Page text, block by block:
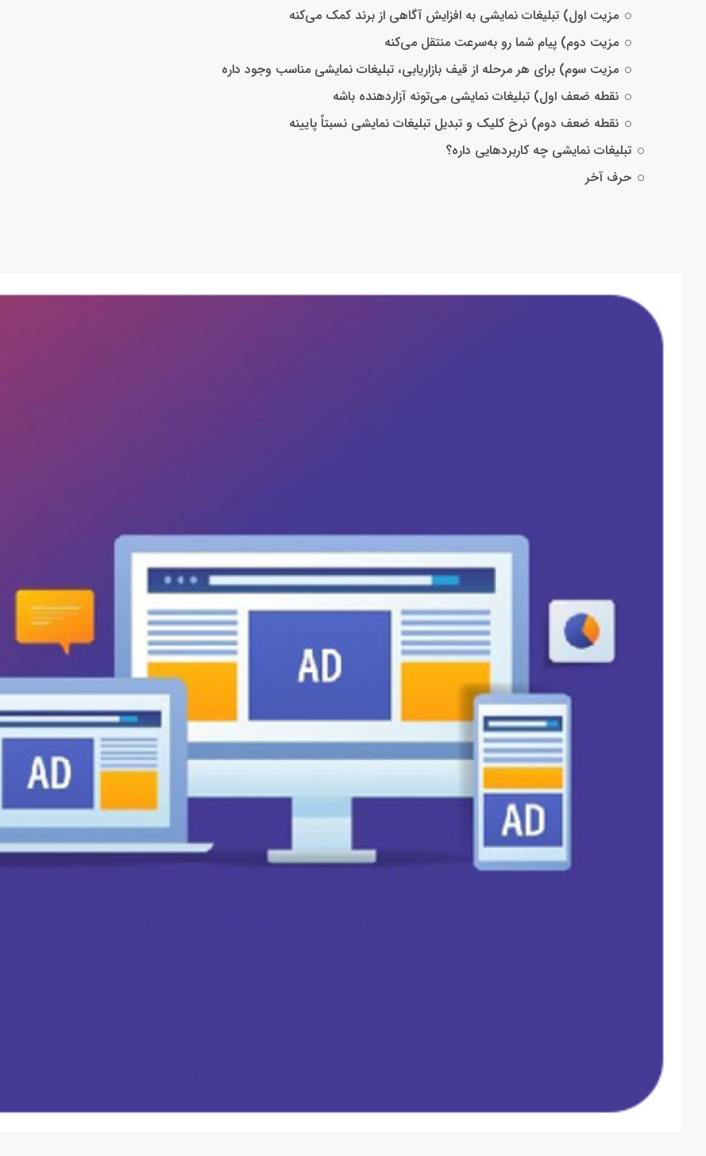
مزیت اول) تبلیغات نمایشی به افزایش آگاهی از برند کمک می‌کنه
مزیت دوم) پیام شما رو به‌سرعت منتقل می‌کنه
مزیت سوم) برای هر مرحله از قیف بازاریابی، تبلیغات نمایشی مناسب وجود داره
نقطه ضعف اول) تبلیغات نمایشی می‌تونه آزاردهنده باشه
نقطه ضعف دوم) نرخ کلیک و تبدیل تبلیغات نمایشی نسبتاً پایینه
تبلیغات نمایشی چه کاربردهایی داره؟
حرف آخر